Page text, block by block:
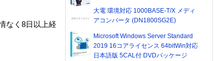
なく8日以上経
大電 環境対応 1000BASE-T/X メディ
アコンバータ (DN1800SG2E)
Microsoft Windows Server Standard
2019 16コアライセンス 64bitWin対応
日本語版 5CAL付 DVDパッケージ